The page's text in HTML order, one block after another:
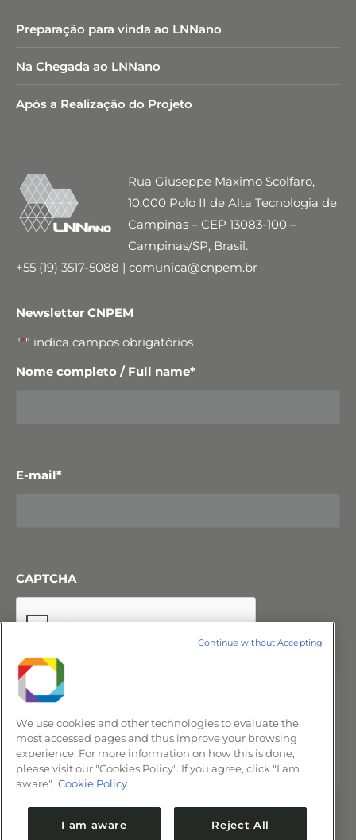
Preparação para vinda ao LNNano
Na Chegada ao LNNano
Após a Realização do Projeto
Rua Giuseppe Máximo Scolfaro,
10.000 Polo II de Alta Tecnologia de
Campinas – CEP 13083-100 –
Campinas/SP, Brasil.
+55 (19) 3517-5088 | comunica@cnpem.br
Newsletter CNPEM
"*" indica campos obrigatórios
Nome completo / Full name*
E-mail*
CAPTCHA
We use cookies and other technologies to evaluate the
most accessed pages and thus improve your browsing
experience. For more information on how this is done,
please visit our "Cookies Policy". If you agree, click "I am
aware". Cookie Policy
I am aware Reject All
Continue without Accepting